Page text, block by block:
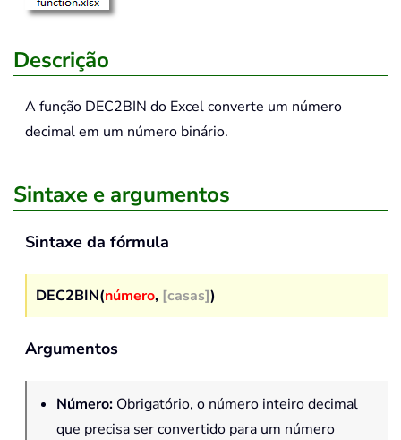
Descrição
A função DEC2BIN do Excel converte um número
decimal em um número binário.
Sintaxe e argumentos
Sintaxe da fórmula
DEC2BIN(número, [casas])
Argumentos
Número: Obrigatório, o número inteiro decimal
que precisa ser convertido para um número